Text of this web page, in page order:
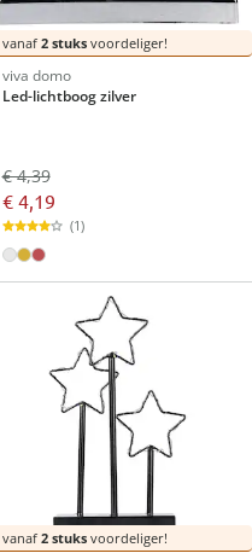
vanaf 2 stuksvoordeliger!
viva domo
Led-lichtboog zilver
€ 4,39
€ 4,19
(1)
vanaf 2 stuksvoordeliger!